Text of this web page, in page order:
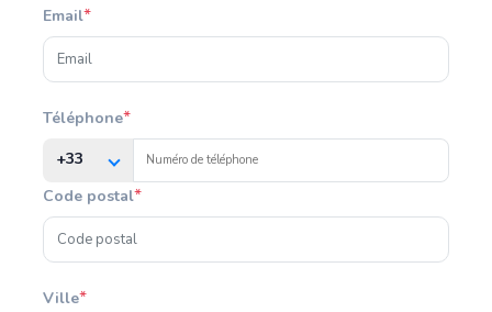
Email*
Téléphone*
+33
Code postal*
Ville*